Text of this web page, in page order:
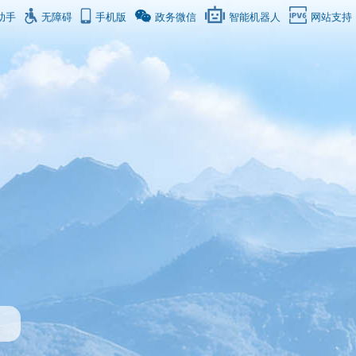
手 无障碍 手机版 政务微信 智能机器人 网站支持